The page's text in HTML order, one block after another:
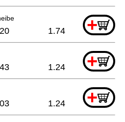
+
1.74
+
1.24
+
1.24